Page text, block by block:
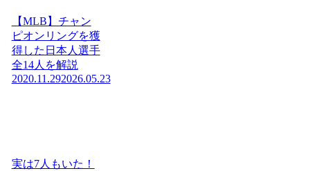
【MLB】チャン
ピオンリングを獲
得した日本人選手
全14人を解説
2020.11.292026.05.23
実は7人もいた！